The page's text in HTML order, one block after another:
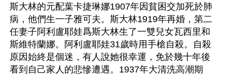
斯大林的元配葉卡捷琳娜1907年因貧困交加死於肺
病，他們生一子雅可夫。斯大林1919年再婚，第二
任妻子阿利盧耶娃爲斯大林生了一雙兒女瓦西里和
斯維特蘭娜。阿利盧耶娃31歲時用手槍自殺。自殺
原因始終是個迷，有人說她很幸運，免於幾十年後
看到自己家人的悲慘遭遇。1937年大清洗高潮期